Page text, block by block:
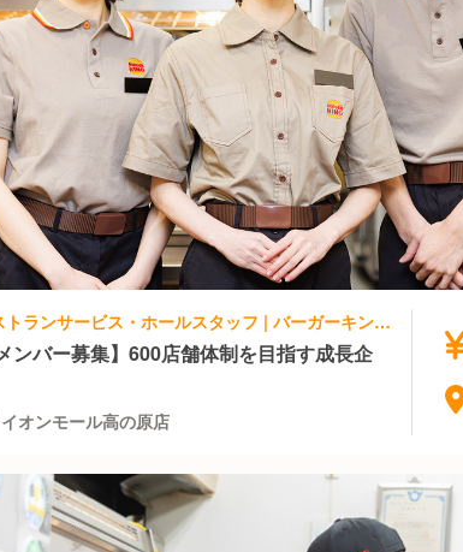
ファストフード | レストランサービス・ホールスタッフ | バーガーキング イオンモール高の原店
ンバー募集】600店舗体制を目指す成長企
オンモール高の原店